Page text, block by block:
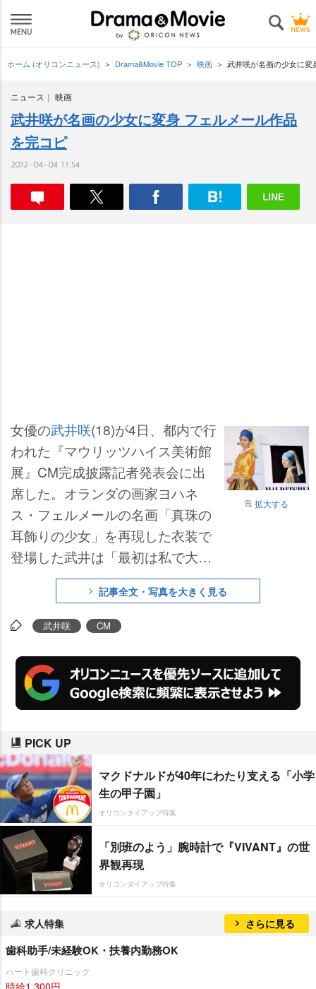
ホーム (オリコンニュース) Drama&Movie TOP 映画 武井咲が名画の少女に
ニュース 映画
武井咲が名画の少女に変身 フェルメール作品
を完コピ
2012-04-04 11:54
拡大する
女優の武井咲(18)が4日、都内で行
われた『マウリッツハイス美術館
展』CM完成披露記者発表会に出
席した。オランダの画家ヨハネ
ス・フェルメールの名画「真珠の
耳飾りの少女」を再現した衣装で
登場した武井は「最初は私で大丈
夫かなと思ったけど、フェルメー
ル独特の雰囲気にちょっとでも近
づけているんじゃないでしょう
賛の声に「恐縮です…」と照れつ
つ、「お遊戯会の主役みたい」と
感激していた。
記事全文・写真を大きく見る
武井咲 CM
PICK UP
マクドナルドが40年にわたり支える「小学
生の甲子園」
オリコンタイアップ特集
「別班のよう」腕時計で『VIVANT』の世
界観再現
オリコンタイアップ特集
求人特集 さらに見る
歯科助手/未経験OK・扶養内勤務OK
ハート歯科クリニック
時給1,300円